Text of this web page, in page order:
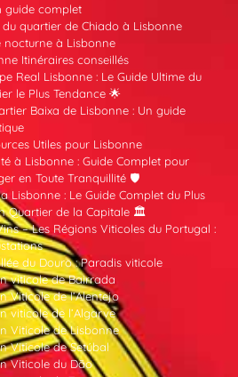
guide complet
du quartier de Chiado à Lisbonne
nocturne à Lisbonne
Itinéraires conseillés
Real Lisbonne : Le Guide Ultime du
le Plus Tendance 🌟
Baixa de Lisbonne : Un guide
Utiles pour Lisbonne
à Lisbonne : Guide Complet pour
en Toute Tranquillité 🛡️
Lisbonne : Le Guide Complet du Plus
Quartier de la Capitale 🏛️
– Les Régions Viticoles du Portugal :
du Douro : Paradis viticole
viticole de Bairrada
Viticole de l’Alentejo
viticole de l’Algarve
Viticole de Lisbonne
Viticole de Setúbal
Viticole du Dão